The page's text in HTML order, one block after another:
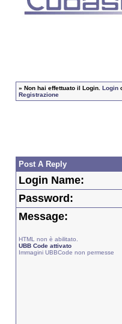
» Non hai effettuato il Login. Login
Registrazione
Post A Reply
Login Name:
Password:
Message:
HTML non è abilitato.
UBB Code attivato
Immagini UBBCode non permesse